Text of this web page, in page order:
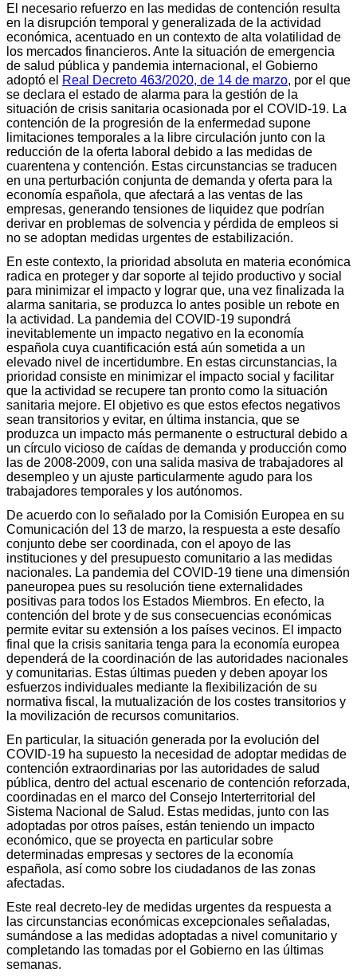
El necesario refuerzo en las medidas de contención resulta
en la disrupción temporal y generalizada de la actividad
económica, acentuado en un contexto de alta volatilidad de
los mercados financieros. Ante la situación de emergencia
de salud pública y pandemia internacional, el Gobierno
adoptó el Real Decreto 463/2020, de 14 de marzo, por el que
se declara el estado de alarma para la gestión de la
situación de crisis sanitaria ocasionada por el COVID-19. La
contención de la progresión de la enfermedad supone
limitaciones temporales a la libre circulación junto con la
reducción de la oferta laboral debido a las medidas de
cuarentena y contención. Estas circunstancias se traducen
en una perturbación conjunta de demanda y oferta para la
economía española, que afectará a las ventas de las
empresas, generando tensiones de liquidez que podrían
derivar en problemas de solvencia y pérdida de empleos si
no se adoptan medidas urgentes de estabilización.
En este contexto, la prioridad absoluta en materia económica
radica en proteger y dar soporte al tejido productivo y social
para minimizar el impacto y lograr que, una vez finalizada la
alarma sanitaria, se produzca lo antes posible un rebote en
la actividad. La pandemia del COVID-19 supondrá
inevitablemente un impacto negativo en la economía
española cuya cuantificación está aún sometida a un
elevado nivel de incertidumbre. En estas circunstancias, la
prioridad consiste en minimizar el impacto social y facilitar
que la actividad se recupere tan pronto como la situación
sanitaria mejore. El objetivo es que estos efectos negativos
sean transitorios y evitar, en última instancia, que se
produzca un impacto más permanente o estructural debido a
un círculo vicioso de caídas de demanda y producción como
las de 2008-2009, con una salida masiva de trabajadores al
desempleo y un ajuste particularmente agudo para los
trabajadores temporales y los autónomos.
De acuerdo con lo señalado por la Comisión Europea en su
Comunicación del 13 de marzo, la respuesta a este desafío
conjunto debe ser coordinada, con el apoyo de las
instituciones y del presupuesto comunitario a las medidas
nacionales. La pandemia del COVID-19 tiene una dimensión
paneuropea pues su resolución tiene externalidades
positivas para todos los Estados Miembros. En efecto, la
contención del brote y de sus consecuencias económicas
permite evitar su extensión a los países vecinos. El impacto
final que la crisis sanitaria tenga para la economía europea
dependerá de la coordinación de las autoridades nacionales
y comunitarias. Estas últimas pueden y deben apoyar los
esfuerzos individuales mediante la flexibilización de su
normativa fiscal, la mutualización de los costes transitorios y
la movilización de recursos comunitarios.
En particular, la situación generada por la evolución del
COVID-19 ha supuesto la necesidad de adoptar medidas de
contención extraordinarias por las autoridades de salud
pública, dentro del actual escenario de contención reforzada,
coordinadas en el marco del Consejo Interterritorial del
Sistema Nacional de Salud. Estas medidas, junto con las
adoptadas por otros países, están teniendo un impacto
económico, que se proyecta en particular sobre
determinadas empresas y sectores de la economía
española, así como sobre los ciudadanos de las zonas
afectadas.
Este real decreto-ley de medidas urgentes da respuesta a
las circunstancias económicas excepcionales señaladas,
sumándose a las medidas adoptadas a nivel comunitario y
completando las tomadas por el Gobierno en las últimas
semanas.